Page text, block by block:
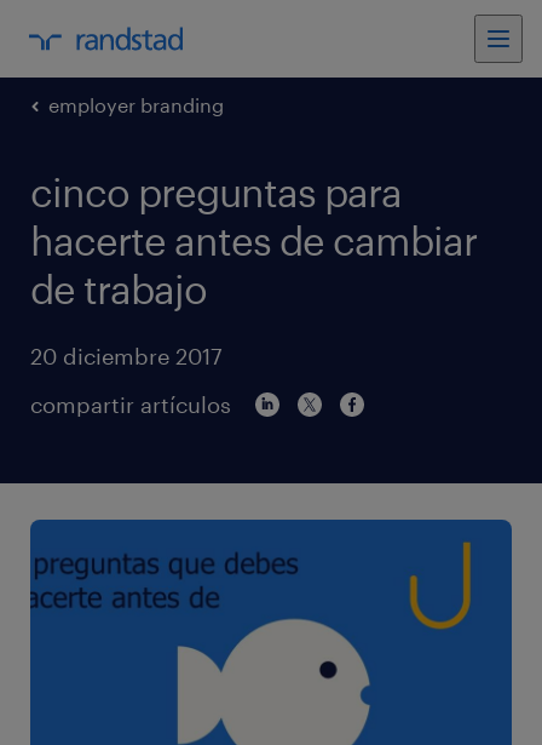
employer branding
cinco preguntas para
hacerte antes de cambiar
de trabajo
20 diciembre 2017
compartir artículos